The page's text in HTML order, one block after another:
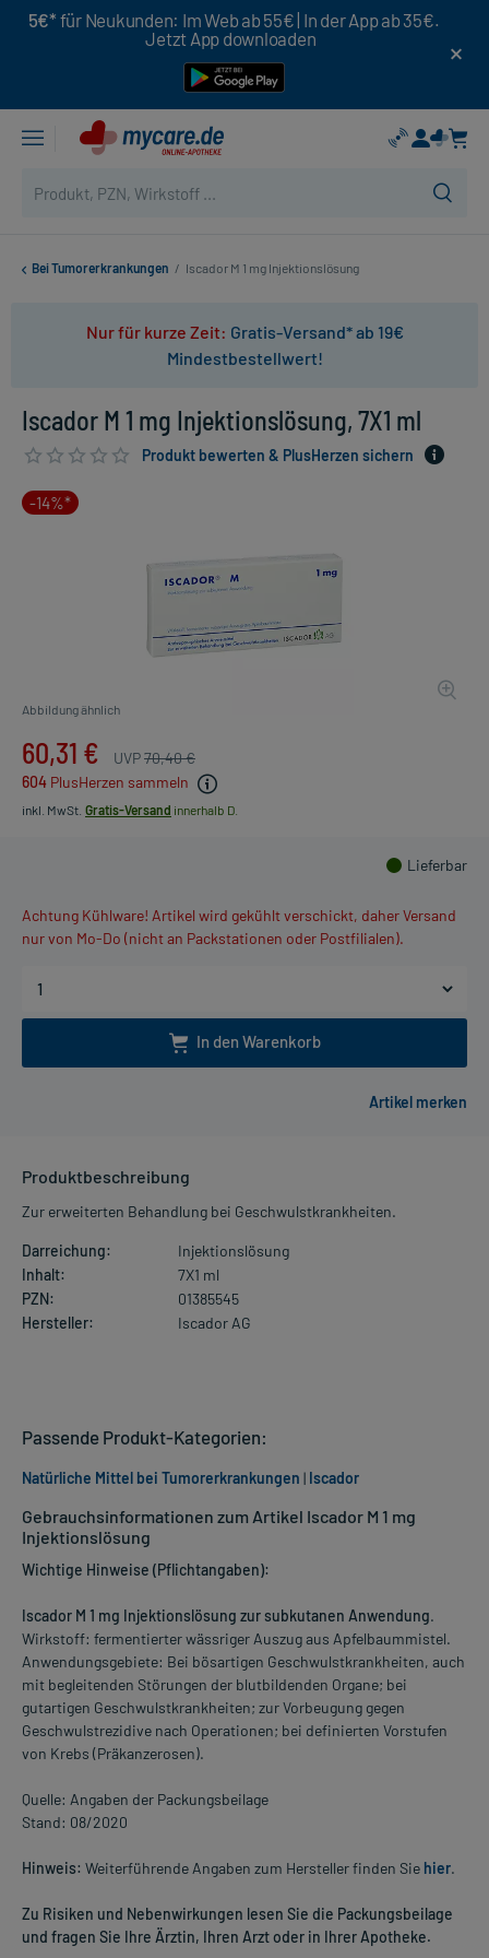
5€* für Neukunden: Im Web ab 55€ | In der App ab 35€.
Jetzt App downloaden
Bei Tumorerkrankungen / Iscador M 1 mg Injektionslösung
Nur für kurze Zeit: Gratis-Versand* ab 19€
Mindestbestellwert!
Iscador M 1 mg Injektionslösung, 7X1 ml
Produkt bewerten & PlusHerzen sichern
-14%*
Abbildung ähnlich
60,31 € UVP70,40 €
604 PlusHerzen sammeln
inkl. MwSt. Gratis-Versand innerhalb D.
Lieferbar
Achtung Kühlware! Artikel wird gekühlt verschickt, daher Versand
nur von Mo-Do (nicht an Packstationen oder Postfilialen).
In den Warenkorb
Produktbeschreibung
Zur erweiterten Behandlung bei Geschwulstkrankheiten.
Darreichung:
Injektionslösung
Inhalt:
7X1 ml
PZN:
01385545
Hersteller:
Iscador AG
Gebrauchsinformationen zum Artikel Iscador M 1 mg
Injektionslösung
Wichtige Hinweise (Pflichtangaben):
Iscador M 1 mg Injektionslösung zur subkutanen Anwendung.
Wirkstoff: fermentierter wässriger Auszug aus Apfelbaummistel.
Anwendungsgebiete: Bei bösartigen Geschwulstkrankheiten, auch
mit begleitenden Störungen der blutbildenden Organe; bei
gutartigen Geschwulstkrankheiten; zur Vorbeugung gegen
Geschwulstrezidive nach Operationen; bei definierten Vorstufen
von Krebs (Präkanzerosen).
Quelle: Angaben der Packungsbeilage
Stand: 08/2020
Hinweis: Weiterführende Angaben zum Hersteller finden Sie hier.
Zu Risiken und Nebenwirkungen lesen Sie die Packungsbeilage
und fragen Sie Ihre Ärztin, Ihren Arzt oder in Ihrer Apotheke.
Passende Produkt-Kategorien:
Natürliche Mittel bei Tumorerkrankungen | Iscador